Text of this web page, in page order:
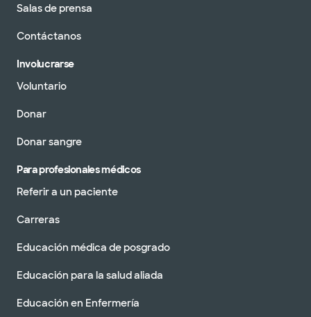
Salas de prensa
Contáctanos
Involucrarse
Voluntario
Donar
Donar sangre
Para profesionales médicos
Referir a un paciente
Carreras
Educación médica de posgrado
Educación para la salud aliada
Educación en Enfermería